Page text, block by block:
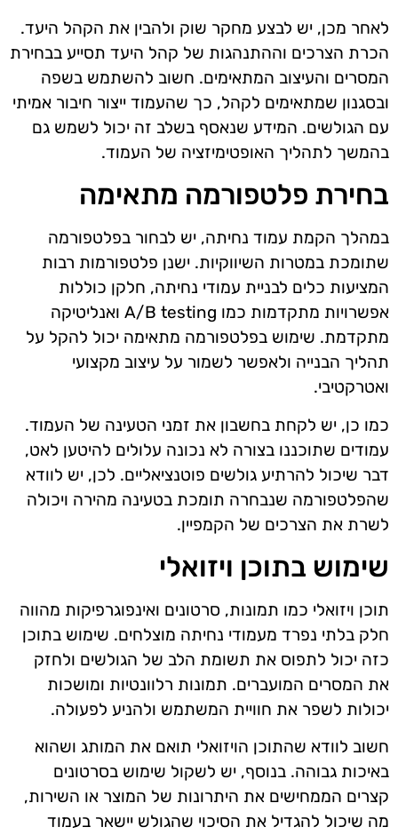
לאחר מכן, יש לבצע מחקר שוק ולהבין את הקהל היעד.
הכרת הצרכים וההתנהגות של קהל היעד תסייע בבחירת
המסרים והעיצוב המתאימים. חשוב להשתמש בשפה
ובסגנון שמתאימים לקהל, כך שהעמוד ייצור חיבור אמיתי
עם הגולשים. המידע שנאסף בשלב זה יכול לשמש גם
בהמשך לתהליך האופטימיזציה של העמוד.
בחירת פלטפורמה מתאימה
במהלך הקמת עמוד נחיתה, יש לבחור בפלטפורמה
שתומכת במטרות השיווקיות. ישנן פלטפורמות רבות
המציעות כלים לבניית עמודי נחיתה, חלקן כוללות
אפשרויות מתקדמות כמו A/B testing ואנליטיקה
מתקדמת. שימוש בפלטפורמה מתאימה יכול להקל על
תהליך הבנייה ולאפשר לשמור על עיצוב מקצועי
ואטרקטיבי.
כמו כן, יש לקחת בחשבון את זמני הטעינה של העמוד.
עמודים שתוכננו בצורה לא נכונה עלולים להיטען לאט,
דבר שיכול להרתיע גולשים פוטנציאליים. לכן, יש לוודא
שהפלטפורמה שנבחרה תומכת בטעינה מהירה ויכולה
לשרת את הצרכים של הקמפיין.
שימוש בתוכן ויזואלי
תוכן ויזואלי כמו תמונות, סרטונים ואינפוגרפיקות מהווה
חלק בלתי נפרד מעמודי נחיתה מוצלחים. שימוש בתוכן
כזה יכול לתפוס את תשומת הלב של הגולשים ולחזק
את המסרים המועברים. תמונות רלוונטיות ומושכות
יכולות לשפר את חוויית המשתמש ולהניע לפעולה.
חשוב לוודא שהתוכן הויזואלי תואם את המותג ושהוא
באיכות גבוהה. בנוסף, יש לשקול שימוש בסרטונים
קצרים הממחישים את היתרונות של המוצר או השירות,
מה שיכול להגדיל את הסיכוי שהגולש יישאר בעמוד